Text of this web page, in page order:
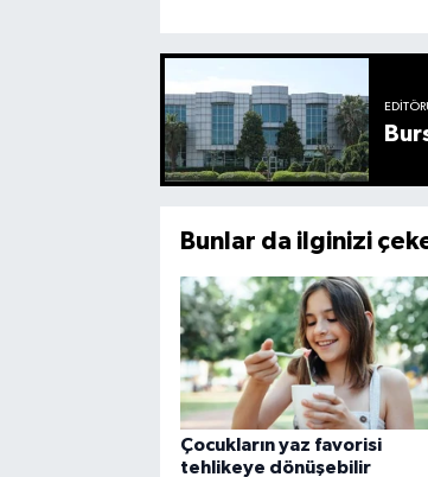
Bunlar da ilginizi
Çocukların yaz favorisi
tehlikeye dönüşebilir